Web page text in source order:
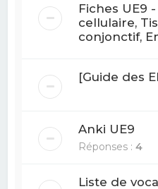
Fiches UE9
cellulaire,
conjonctif,
[Guide des
Anki UE9
Réponses :4
Liste de